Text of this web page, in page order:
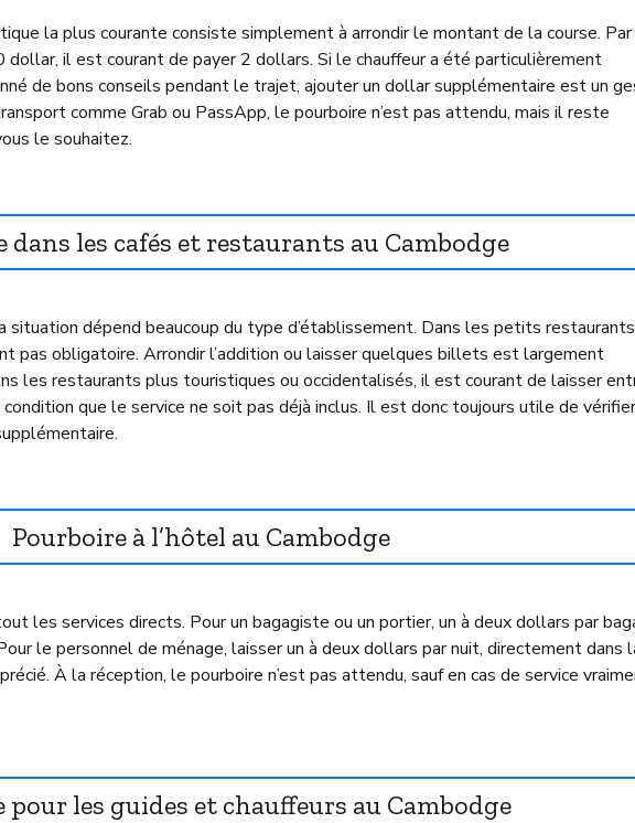
la plus courante consiste simplement à arrondir le montant de la course. Par
il est courant de payer 2 dollars. Si le chauffeur a été particulièrement
de bons conseils pendant le trajet, ajouter un dollar supplémentaire est un
comme Grab ou PassApp, le pourboire n’est pas attendu, mais il reste
le souhaitez.
dans les cafés et restaurants au Cambodge
dépend beaucoup du type d’établissement. Dans les petits restaurants
pas obligatoire. Arrondir l’addition ou laisser quelques billets est largement
les restaurants plus touristiques ou occidentalisés, il est courant de laisser
que le service ne soit pas déjà inclus. Il est donc toujours utile de
Pourboire à l’hôtel au Cambodge
les services directs. Pour un bagagiste ou un portier, un à deux dollars par
le personnel de ménage, laisser un à deux dollars par nuit, directement dans
À la réception, le pourboire n’est pas attendu, sauf en cas de service
pour les guides et chauffeurs au Cambodge